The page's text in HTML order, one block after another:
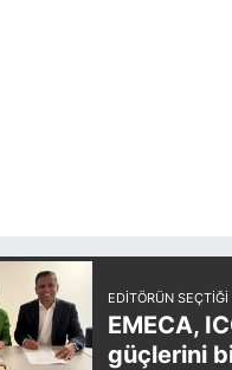
EDITÖRÜN SEÇTIĞI
EMECA,
güçlerini